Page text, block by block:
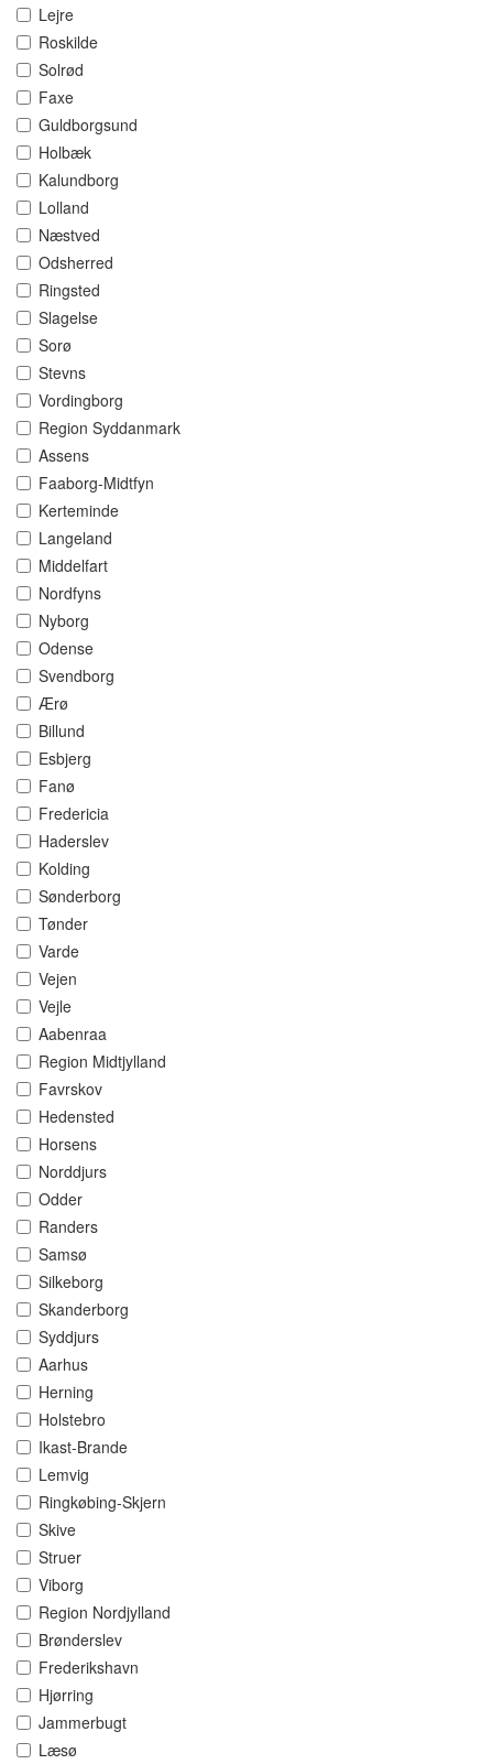
Lejre
Roskilde
Solrød
Faxe
Guldborgsund
Holbæk
Kalundborg
Lolland
Næstved
Odsherred
Ringsted
Slagelse
Sorø
Stevns
Vordingborg
Region Syddanmark
Assens
Faaborg-Midtfyn
Kerteminde
Langeland
Middelfart
Nordfyns
Nyborg
Odense
Svendborg
Ærø
Billund
Esbjerg
Fanø
Fredericia
Haderslev
Kolding
Sønderborg
Tønder
Varde
Vejen
Vejle
Aabenraa
Region Midtjylland
Favrskov
Hedensted
Horsens
Norddjurs
Odder
Randers
Samsø
Silkeborg
Skanderborg
Syddjurs
Aarhus
Herning
Holstebro
Ikast-Brande
Lemvig
Ringkøbing-Skjern
Skive
Struer
Viborg
Region Nordjylland
Brønderslev
Frederikshavn
Hjørring
Jammerbugt
Læsø